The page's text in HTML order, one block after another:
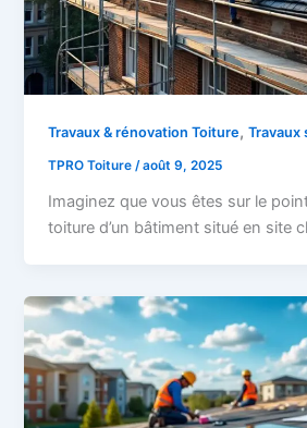
Travaux & rénovation Toiture,Travaux
TPRO Toiture/août 9, 2025
Imaginez que vous êtes sur le
toiture d’un bâtiment situé en site